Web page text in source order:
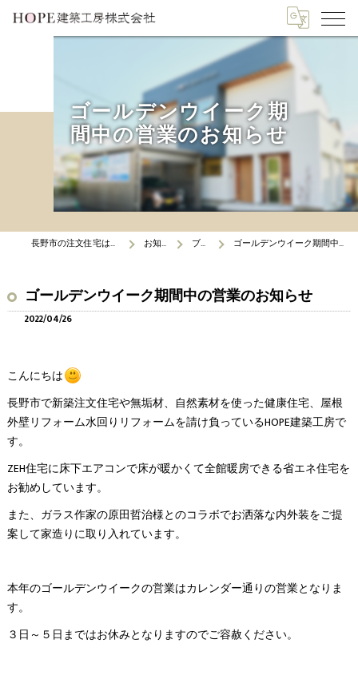
ゴールデンウイーク期
間中の営業のお知らせ
長野市の注文住宅はHOPE建築工房 お知らせ ブログ ゴールデンウイーク期間中の営業のお知らせ
ゴールデンウイーク期間中の営業のお知らせ
2022/04/26
こんにちは
長野市で新築注文住宅や無垢材、自然素材を使った健康住宅、屋根
外壁リフォーム水回りリフォームを請け負っているHOPE建築工房で
す。
ZEH住宅に床下エアコンで床が暖かくて全館暖房できる省エネ住宅を
お勧めしています。
また、ガラス作家の原田哲治様とのコラボでお洒落な内外装をご提
案して家造りに取り入れています。
本年のゴールデンウイークの営業はカレンダー通りの営業となりま
す。
３日～５日まではお休みとなりますのでご容赦ください。